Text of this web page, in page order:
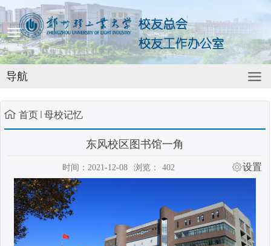
导航
首页 母校记忆
东风校区图书馆一角
时间：2021-12-08 浏览： 402 设置